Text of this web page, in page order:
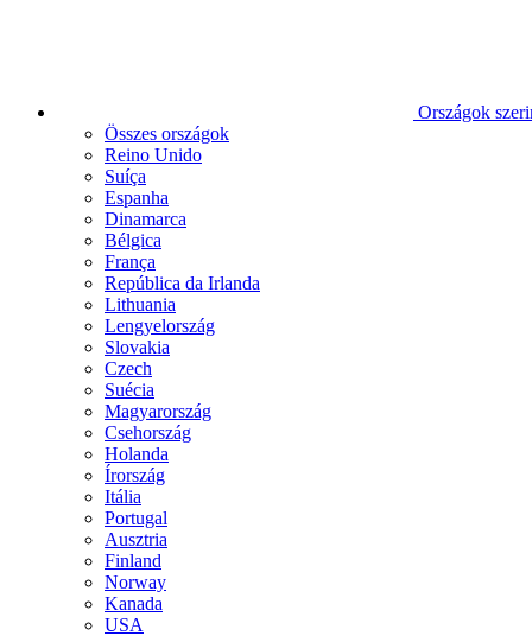
Országok
Összes országok
Reino Unido
Suíça
Espanha
Dinamarca
Bélgica
França
República da Irlanda
Lithuania
Lengyelország
Slovakia
Czech
Suécia
Magyarország
Csehország
Holanda
Írország
Itália
Portugal
Ausztria
Finland
Norway
Kanada
USA